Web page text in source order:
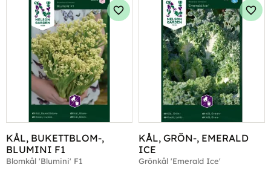
KÅL, BUKETTBLOM-,
BLUMINI F1
Blomkål 'Blumini' F1
Lägg till i favoriter
KÅL, GRÖN-, EMERALD
ICE
Grönkål 'Emerald Ice'